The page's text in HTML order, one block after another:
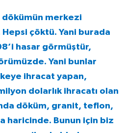
dökümün merkezi
Hepsi çöktü. Yani burada
hasar görmüştür,
Yani bunlar
ihracat yapan,
dolarlık ihracatı olan
döküm, granit, teflon,
haricinde. Bunun için biz